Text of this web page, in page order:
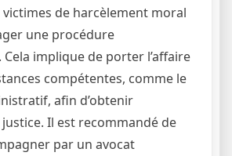
de harcèlement moral
une procédure
implique de porter l’affaire
compétentes, comme le
afin d’obtenir
Il est recommandé de
par un avocat